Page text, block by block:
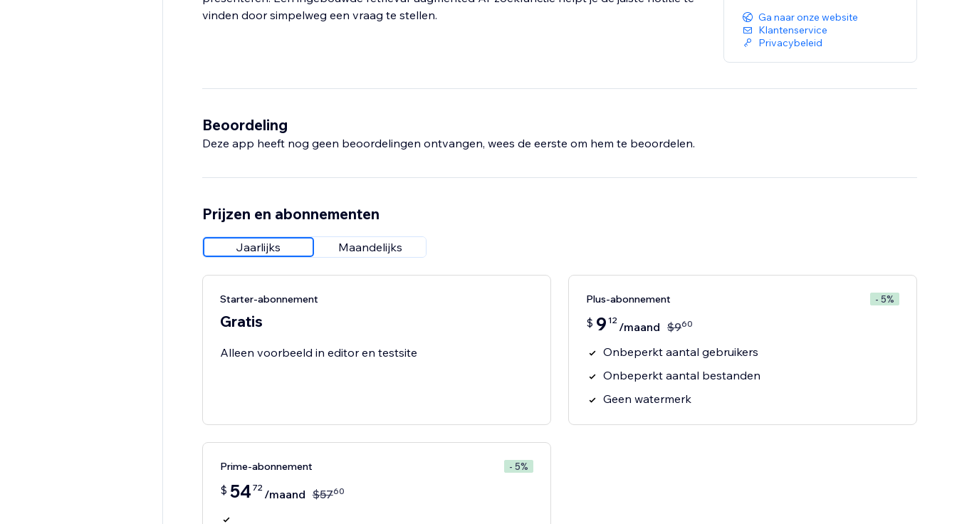
vinden door simpelweg een vraag te stellen.
Ga naar onze website
Klantenservice
Privacybeleid
Beoordeling
Deze app heeft nog geen beoordelingen ontvangen, wees de eerste om hem te beoordelen.
Prijzen en abonnementen
Jaarlijks Maandelijks
Starter-abonnement
Gratis
Alleen voorbeeld in editor en testsite
Plus-abonnement - 5%
$ 9 12 /maand $960
Onbeperkt aantal gebruikers
Onbeperkt aantal bestanden
Geen watermerk
Prime-abonnement - 5%
$ 54 72 /maand $5760